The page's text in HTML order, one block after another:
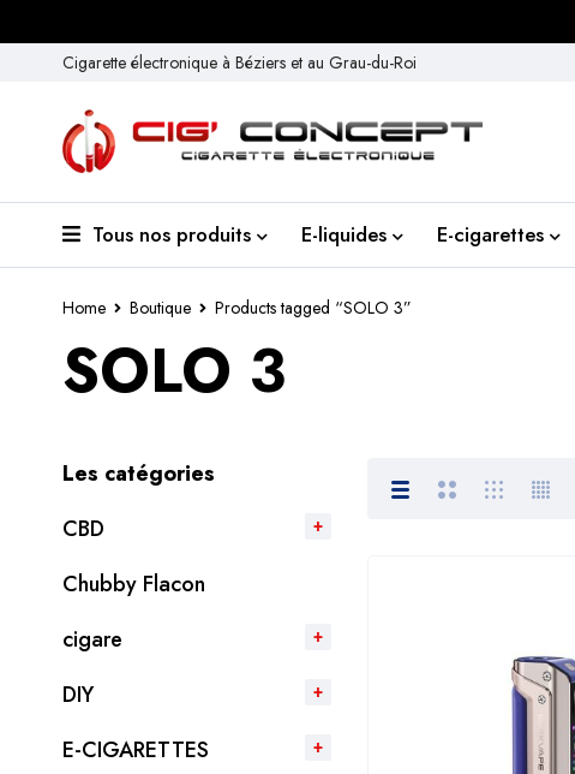
Cigarette électronique à Béziers et au Grau-du-Roi
Tous nos produits E-liquides E-cigarettes
Home Boutique Products tagged “SOLO 3”
SOLO 3
Les catégories
CBD
Chubby Flacon
cigare
DIY
E-CIGARETTES